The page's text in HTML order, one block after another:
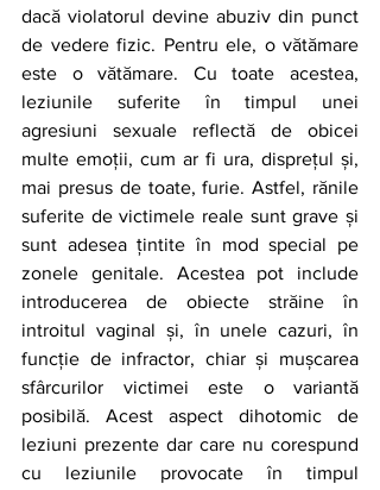
dacă violatorul devine abuziv din punct
de vedere fizic. Pentru ele, o vătămare
este o vătămare. Cu toate acestea,
leziunile suferite în timpul unei
agresiuni sexuale reflectă de obicei
multe emoții, cum ar fi ura, disprețul și,
mai presus de toate, furie. Astfel, rănile
suferite de victimele reale sunt grave și
sunt adesea țintite în mod special pe
zonele genitale. Acestea pot include
introducerea de obiecte străine în
introitul vaginal și, în unele cazuri, în
funcție de infractor, chiar și mușcarea
sfârcurilor victimei este o variantă
posibilă. Acest aspect dihotomic de
leziuni prezente dar care nu corespund
cu leziunile provocate în timpul